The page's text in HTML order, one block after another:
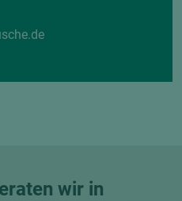
wir in